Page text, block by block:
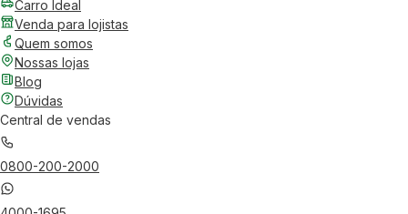
Carro Ideal
Venda para lojistas
Quem somos
Nossas lojas
Blog
Dúvidas
Central de vendas
0800-200-2000